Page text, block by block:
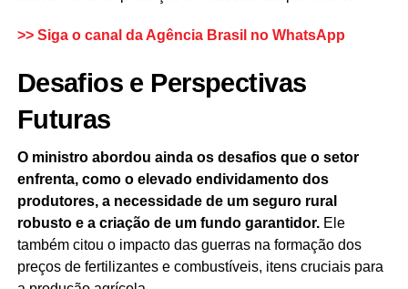
>> Siga o canal da Agência Brasil no WhatsApp
Desafios e Perspectivas
Futuras
O ministro abordou ainda os desafios que o setor
enfrenta, como o elevado endividamento dos
produtores, a necessidade de um seguro rural
robusto e a criação de um fundo garantidor. Ele
também citou o impacto das guerras na formação dos
preços de fertilizantes e combustíveis, itens cruciais para